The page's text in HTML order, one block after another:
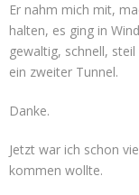
Er nahm mich mit,
halten, es ging in
gewaltig, schnell,
ein zweiter Tunnel.
Danke.
Jetzt war ich schon
kommen wollte.